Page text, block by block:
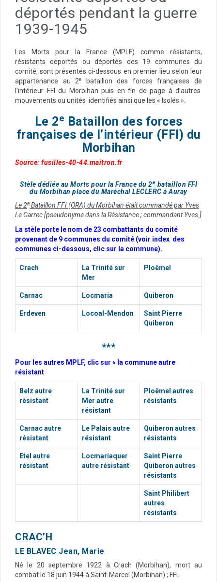
déportés pendant la guerre
1939-1945
Les Morts pour la France (MPLF) comme résistants,
résistants déportés ou déportés des 19 communes du
comité, sont présentés ci-dessous en premier lieu selon leur
appartenance au 2e
bataillon des forces françaises de
l’intérieur FFI du Morbihan puis en fin de page à d’autres
mouvements ou unités identifiés ainsi que les « Isolés ».
Le 2e Bataillon des forces
françaises de l’intérieur (FFI) du
Morbihan
Source: fusilles-40-44.maitron.fr
Stèle dédiée au Morts pour la France du 2e bataillon FFI
du Morbihan place du Maréchal LECLERC à Auray
Le 2e Bataillon FFI (ORA) du Morbihan était commandé par Yves
Le Garrec [pseudonyme dans la Résistance ; commandant Yves ]
La stèle porte le nom de 23 combattants du comité
provenant de 9 communes du comité (voir index des
communes ci-dessous, clic sur la commune).
Crach
La Trinité sur
Mer
Pl oëmel
Carnac Locmaria Quiberon
Erdeven Locoal-Mendon
Saint Pierre
Quiberon
***
Pour les autres MPLF, clic sur « la commune autre
résistant
Belz autre
résistant
La Trinité sur
Mer autre
résistant
Ploëmel autres
résistants
Carnac autre
résistant
Le Palais autre
résistant
Quiberon autres
résistants
Etel autre
résistant
Locmariaquer
autre résistant
Saint Pierre
Quiberon autres
résistants
Saint Philibert
autres
résistants
CRAC’H
LE BLAVEC Jean, Marie
Né le 20 septembre 1922 à Crach (Morbihan), mort au
combat le 18 juin 1944 à Saint-Marcel (Morbihan) ; FFI.